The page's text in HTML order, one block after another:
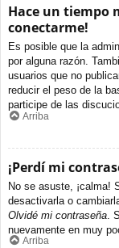
Hace un tiempo
conectarme!
Es posible que la
por alguna razón.
usuarios que no
reducir el peso de la
participe de las
Arriba
¡Perdí mi
No se asuste, ¡calma!
desactivarla o
Olvidé mi contraseña .
nuevamente en muy
Arriba